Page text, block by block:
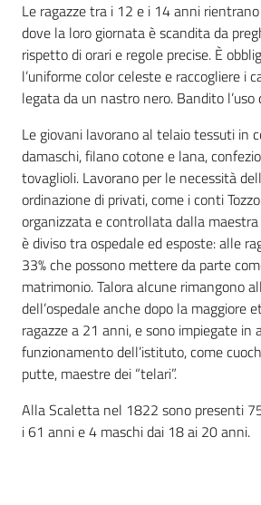
Casa
Piani
Archivio
storico
Decentrate
Patto
per
la
lettura
Seguici
su
Le ragazze tra i 12 e i 14 anni
dove la loro giornata è scandita da
rispetto di orari e regole precise. È
l’uniforme color celeste e raccogliere i
legata da un nastro nero. Bandito
Le giovani lavorano al telaio tessuti in
damaschi, filano cotone e lana,
tovaglioli. Lavorano per le necessità
ordinazione di privati, come i conti
organizzata e controllata dalla maestra
è diviso tra ospedale ed esposte: alle
33% che possono mettere da parte
matrimonio. Talora alcune rimangono
dell’ospedale anche dopo la maggiore
ragazze a 21 anni, e sono impiegate
funzionamento dell’istituto, come
putte, maestre dei “telari”.
Alla Scaletta nel 1822 sono presenti
i 61 anni e 4 maschi dai 18 ai 20 anni.